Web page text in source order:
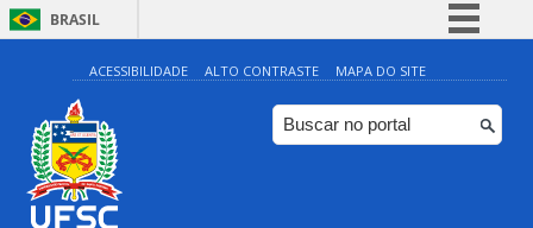
BRASIL
Simplifique!
Comunica BR
Participe
ACESSIBILIDADE ALTO CONTRASTE MAPA DO SITE
0:00